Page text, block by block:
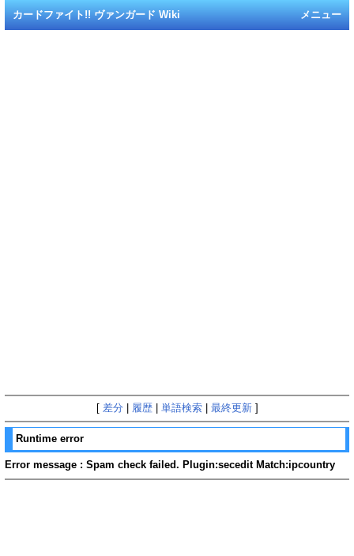
メニュー
カードファイト!! ヴァンガード Wiki
[ 差分 履歴| 単語検索| 最終更新]
Runtime error
Error message : Spam check failed. Plugin:secedit Match:ipcountry